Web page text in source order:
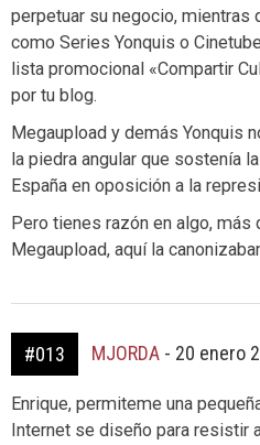
perpetuar su negocio, mientras
como Series Yonquis o
lista promocional «Compartir
por tu blog.
Megaupload y demás Yonquis
la piedra angular que sostenía
España en oposición a la
Pero tienes razón en algo, más
Megaupload, aquí la
#013 MJORDA - 20 enero
Enrique, permiteme una
Internet se diseño para resistir